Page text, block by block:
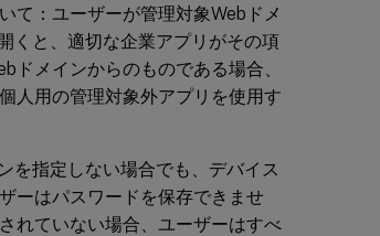
て：ユーザーが管理対象Webドメ
くと、適切な企業アプリがその項
ドメインからのものである場合、
人用の管理対象外アプリを使用す
を指定しない場合でも、デバイス
ーはパスワードを保存できませ
れていない場合、ユーザーはすべ